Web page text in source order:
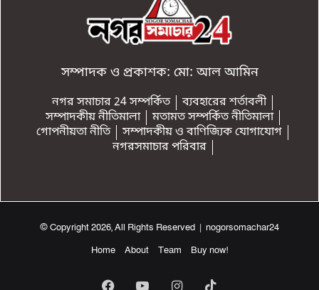
সম্পাদক ও প্রকাশক: মো: আল আমিন
নগর সমাচার 24 সম্পর্কিত
ব্যবহারের শর্তাবলী
সম্পাদকীয় নীতিমালা
মতামত সম্পর্কিত নীতিমালা
গোপনীয়তা নীতি
সম্পাদকীয় ও বাণিজ্যিক যোগাযোগ
নগরসমাচার পরিবার
© Copyright 2026, All Rights Reserved | nogorsomachar24
Home
About Team Buy now!